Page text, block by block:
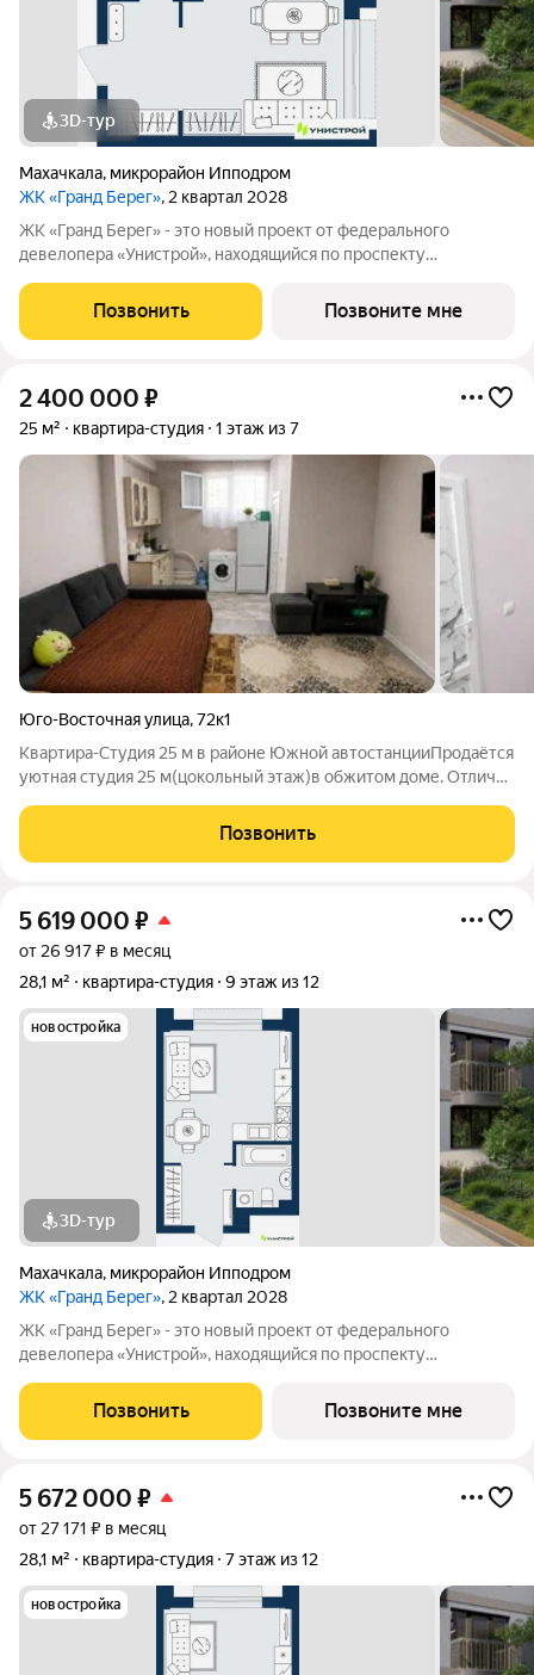
3D-тур
Махачкала, микрорайон Ипподром
ЖК «Гранд Берег», 2 квартал 2028
ЖК «Гранд Берег» - это новый проект от федерального
девелопера «Унистрой», находящийся по проспекту
локация, где все необходимое рядом - 5 минут ходьбы до 3
остановок общественного транспорта. Легко
Позвонить Позвоните мне
2 400 000 ₽
25 м² квартира-студия 1 этаж из 7
Юго-Восточная улица,72к1
Квартира-Студия 25 м в районе Южной автостанцииПродаётся
уютная студия 25 м(цокольный этаж)в обжитом доме. Отлично
аренду. Не затапливается Есть окно, сырости нет. Все
коммуникации: свет,
Позвонить
5 619 000 ₽
от 26 917 ₽ в месяц
28,1 м²
квартира-студия 9 этаж из 12
новостройка
3D-тур
Махачкала, микрорайон Ипподром
ЖК «Гранд Берег», 2 квартал 2028
ЖК «Гранд Берег» - это новый проект от федерального
девелопера «Унистрой», находящийся по проспекту
локация, где все необходимое рядом - 5 минут ходьбы до 3
остановок общественного транспорта. Легко
Позвонить Позвоните мне
5 672 000 ₽
от 27 171 ₽ в месяц
28,1 м²
квартира-студия 7 этаж из 12
новостройка